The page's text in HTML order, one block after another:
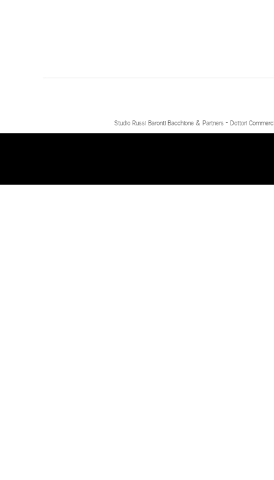
Studio Russi Baronti Bacchione & Partners - Dottori